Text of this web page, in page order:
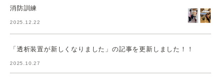
消防訓練
2025.12.22
「透析装置が新しくなりました」の記事を更新しました！！
2025.10.27